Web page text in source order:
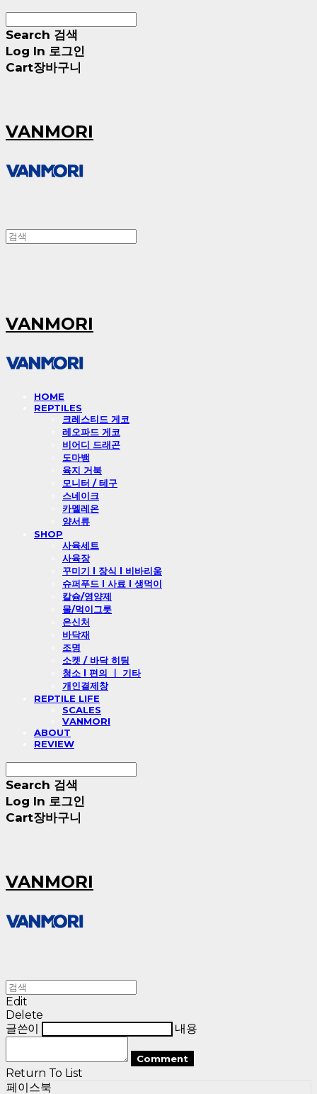
Search 검색
Log In 로그인
Cart장바구니
VANMORI
VANMORI
HOME
REPTILES
크레스티드 게코
레오파드 게코
비어디 드래곤
도마뱀
육지 거북
모니터 / 테구
스네이크
카멜레온
양서류
SHOP
사육세트
사육장
꾸미기 l 장식 l 비바리움
슈퍼푸드 l 사료 l 생먹이
칼슘/영양제
물/먹이그릇
은신처
바닥재
조명
소켓 / 바닥 히팅
청소 l 편의 ㅣ 기타
개인결제창
REPTILE LIFE
SCALES
VANMORI
ABOUT
REVIEW
Search 검색
Log In 로그인
Cart장바구니
VANMORI
Edit
Delete
글쓴이
내용
Comment
Return To List
페이스북